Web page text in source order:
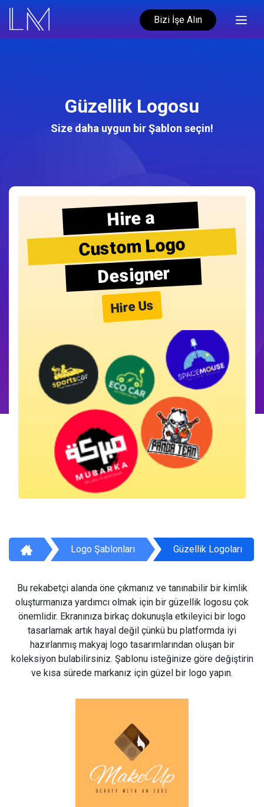
Bizi İşe Alın
Güzellik Logosu
Size daha uygun bir Şablon seçin!
Hire a
Custom Logo
Designer
Hire Us
Logo Şablonları Güzellik Logoları
Bu rekabetçi alanda öne çıkmanız ve tanınabilir bir kimlik
oluşturmanıza yardımcı olmak için bir güzellik logosu çok
önemlidir. Ekranınıza birkaç dokunuşla etkileyici bir logo
tasarlamak artık hayal değil çünkü bu platformda iyi
hazırlanmış makyaj logo tasarımlarından oluşan bir
koleksiyon bulabilirsiniz. Şablonu isteğinize göre değiştirin
ve kısa sürede markanız için güzel bir logo yapın.